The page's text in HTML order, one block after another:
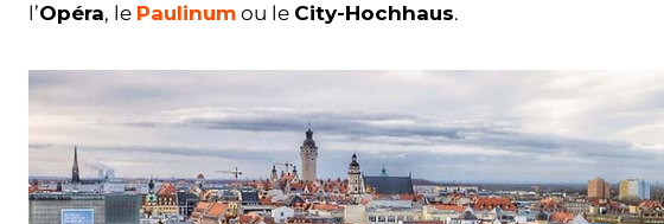
l’Opéra, le Paulinum ou le City-Hochhaus.